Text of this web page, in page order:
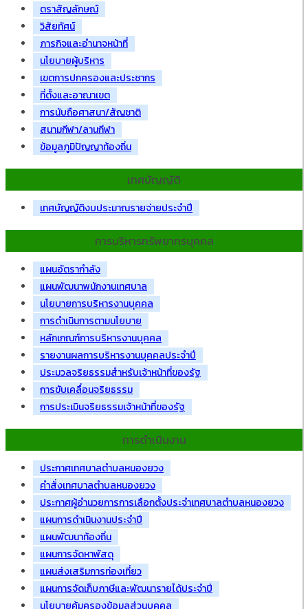
ตราสัญลักษณ์
วิสัยทัศน์
ภารกิจและอำนาจหน้าที่
นโยบายผู้บริหาร
เขตการปกครองและประชากร
ที่ตั้งและอาณาเขต
การนับถือศาสนา/สัญชาติ
สนามกีฬา/ลานกีฬา
ข้อมูลภูมิปัญญาท้องถิ่น
เทศบัญญัติ
เทศบัญญัติงบประมาณรายจ่ายประจำปี
การบริหารทรัพยากรบุคคล
แผนอัตรากำลัง
แผนพัฒนาพนักงานเทศบาล
นโยบายการบริหารงานบุคคล
การดำเนินการตามนโยบาย
หลักเกณฑ์การบริหารงานบุคคล
รายงานผลการบริหารงานบุคคลประจำปี
ประมวลจริยธรรมสำหรับเจ้าหน้าที่ของรัฐ
การขับเคลื่อนจริยธรรม
การประเมินจริยธรรมเจ้าหน้าที่ของรัฐ
การดำเนินงาน
ประกาศเทศบาลตำบลหนองยวง
คำสั่งเทศบาลตำบลหนองยวง
ประกาศผู้อำนวยการการเลือกตั้งประจำเทศบาลตำบลหนองยวง
แผนการดำเนินงานประจำปี
แผนพัฒนาท้องถิ่น
แผนการจัดหาพัสดุ
แผนส่งเสริมการท่องเที่ยว
แผนการจัดเก็บภาษีและพัฒนารายได้ประจำปี
นโยบายคุ้มครองข้อมูลส่วนบุคคล